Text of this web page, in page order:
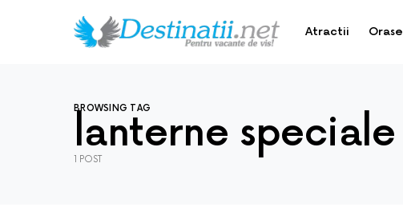
Atractii Orase
BROWSING TAG
lanterne speciale
1 POST